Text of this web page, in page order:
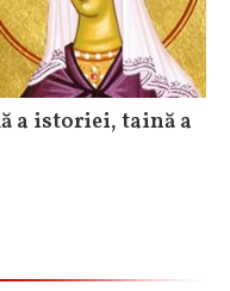
a istoriei, taină a